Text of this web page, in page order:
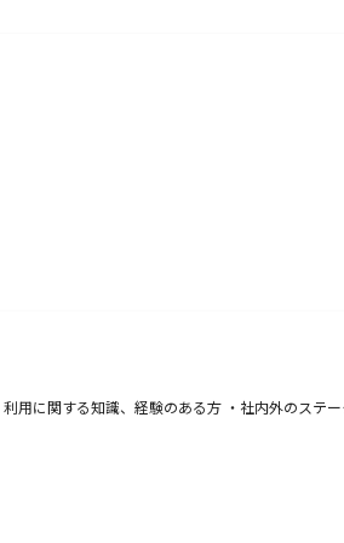
用に関する知識、経験のある方 ・社内外のステ